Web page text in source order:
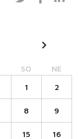
SO NE
1 2
8 9
15 16